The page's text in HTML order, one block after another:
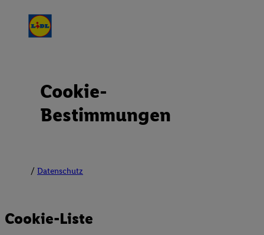
Cookie-
Bestimmungen
Datenschutz
Cookie-Liste